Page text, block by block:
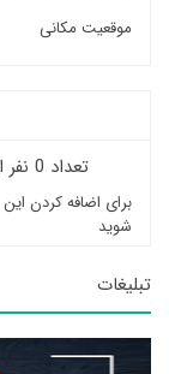
موقعیت مکانی
تعداد 0 نفر این هتل را به لیست خود اضافه کرده‌اند
برای اضافه کردن
شوید
تبلیغات